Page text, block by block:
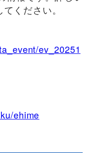
ください。
ev_20251
ehime